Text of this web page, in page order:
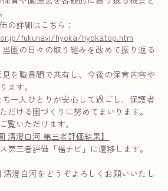
の詳細はこちら：
fukunavi/hyoka/hyokatop.htm
園の日々の取り組みを改めて振り返る
を職員間で共有し、今後の保育内容や
ます。
一人ひとりが安心して過ごし、保護者
だける園づくりに努めてまいります。
覧いただけます。
清澄白河 第三者評価結果】
第三者評価「福ナビ」に遷移します。
澄白河をどうぞよろしくお願いいたし